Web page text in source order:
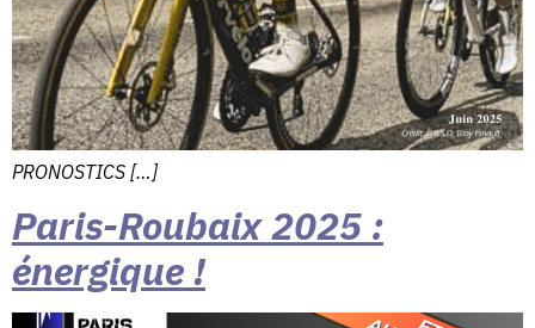
PRONOSTICS […]
Paris-Roubaix 2025 :
énergique !